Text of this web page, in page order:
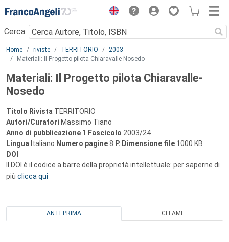
Menu
Cerca:
Main content
Home riviste TERRITORIO
2003
Materiali: Il Progetto pilota Chiaravalle-Nosedo
Materiali: Il Progetto pilota Chiaravalle-
Nosedo
Titolo Rivista TERRITORIO
Autori/Curatori Massimo Tiano
Anno di pubblicazione 1 Fascicolo 2003/24
Lingua Italiano Numero pagine8 P. Dimensione file 1000 KB
DOI
Il DOI è il codice a barre della proprietà intellettuale: per saperne di
più clicca qui
ANTEPRIMA CITAMI